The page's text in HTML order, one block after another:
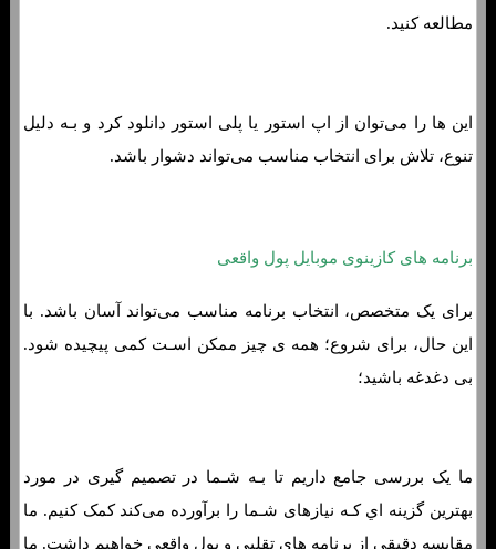
مطالعه کنید.
این ها را می‌توان از اپ استور یا پلی استور دانلود کرد و بـه دلیل
تنوع، تلاش برای انتخاب مناسب می‌تواند دشوار باشد.
برنامه های کازینوی موبایل پول واقعی
برای یک متخصص، انتخاب برنامه مناسب می‌تواند آسان باشد. با
این حال، برای شروع؛ همه ی چیز ممکن اسـت کمی پیچیده شود.
بی دغدغه باشید؛
ما یک بررسی جامع داریم تا بـه شـما در تصمیم گیری در مورد
بهترین گزینه اي کـه نیازهای شـما را برآورده می‌کند کمک کنیم. ما
مقایسه دقیقی از برنامه هاي‌ تقلبی و پول واقعی خواهیم داشت. ما